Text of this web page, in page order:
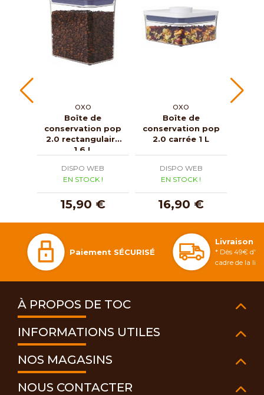
OXO
Boîte de
conservation pop
2.0 rectangulaire
1,6 L
DISPO WEB
EN STOCK !
15,90 €
OXO
Boîte de
conservation pop
2.0 carrée 1 L
DISPO WEB
EN STOCK !
16,90 €
Paiement SÉCURISÉ
Livraison
* Dès 49€
cadre de la
À PROPOS DE TOC
INFORMATIONS UTILES
NOS MAGASINS
NOUS CONTACTER